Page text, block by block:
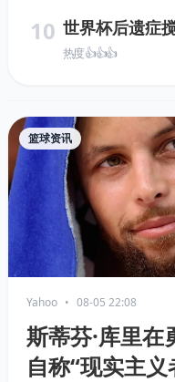
10 世界杯后遗症
热度 👍👍👍
篮球资讯
Yahoo • 08-05 22:08
斯蒂芬·库里
自称“现实主义